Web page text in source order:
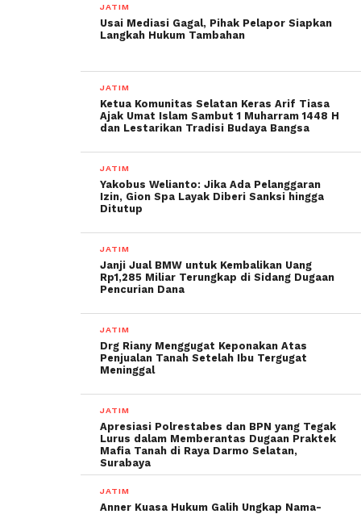
JATIM
Usai Mediasi Gagal, Pihak Pelapor Siapkan
Langkah Hukum Tambahan
JATIM
Ketua Komunitas Selatan Keras Arif Tiasa
Ajak Umat Islam Sambut 1 Muharram 1448 H
dan Lestarikan Tradisi Budaya Bangsa
JATIM
Yakobus Welianto: Jika Ada Pelanggaran
Izin, Gion Spa Layak Diberi Sanksi hingga
Ditutup
JATIM
Janji Jual BMW untuk Kembalikan Uang
Rp1,285 Miliar Terungkap di Sidang Dugaan
Pencurian Dana
JATIM
Drg Riany Menggugat Keponakan Atas
Penjualan Tanah Setelah Ibu Tergugat
Meninggal
JATIM
Apresiasi Polrestabes dan BPN yang Tegak
Lurus dalam Memberantas Dugaan Praktek
Mafia Tanah di Raya Darmo Selatan,
Surabaya
JATIM
Anner Kuasa Hukum Galih Ungkap Nama-